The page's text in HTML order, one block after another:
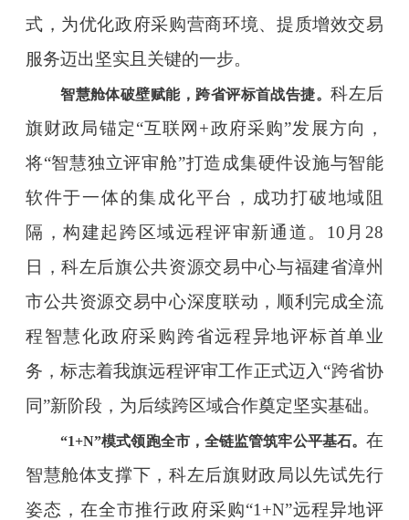
式，为优化政府采购营商环境、提质增效交易
服务迈出坚实且关键的一步。
智慧舱体破壁赋能，跨省评标首战告捷。科左后
旗财政局锚定“互联网+政府采购”发展方向，
将“智慧独立评审舱”打造成集硬件设施与智能
软件于一体的集成化平台，成功打破地域阻
隔，构建起跨区域远程评审新通道。10月28
日，科左后旗公共资源交易中心与福建省漳州
市公共资源交易中心深度联动，顺利完成全流
程智慧化政府采购跨省远程异地评标首单业
务，标志着我旗远程评审工作正式迈入“跨省协
同”新阶段，为后续跨区域合作奠定坚实基础。
“1+N”模式领跑全市，全链监管筑牢公平基石。在
智慧舱体支撑下，科左后旗财政局以先试先行
姿态，在全市推行政府采购“1+N”远程异地评